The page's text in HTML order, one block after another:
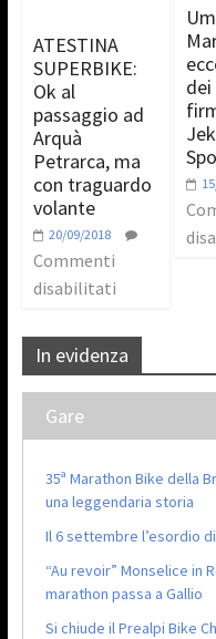
ATESTINA
SUPERBIKE:
Ok al
passaggio ad
Arquà
Petrarca, ma
con traguardo
volante
20/09/2018
Commenti
disabilitati
In evidenza
Gare
35ª Marathon Bike della
una leggendaria storia
Il 6 settembre l’esordio
“Au revoir” Monselice in
marathon passa a Gallio
Si chiude il Prealpi Bike